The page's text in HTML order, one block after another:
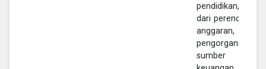
pendidikan, mulai
dari perencanaan
anggaran,
pengorganisasian
sumber daya